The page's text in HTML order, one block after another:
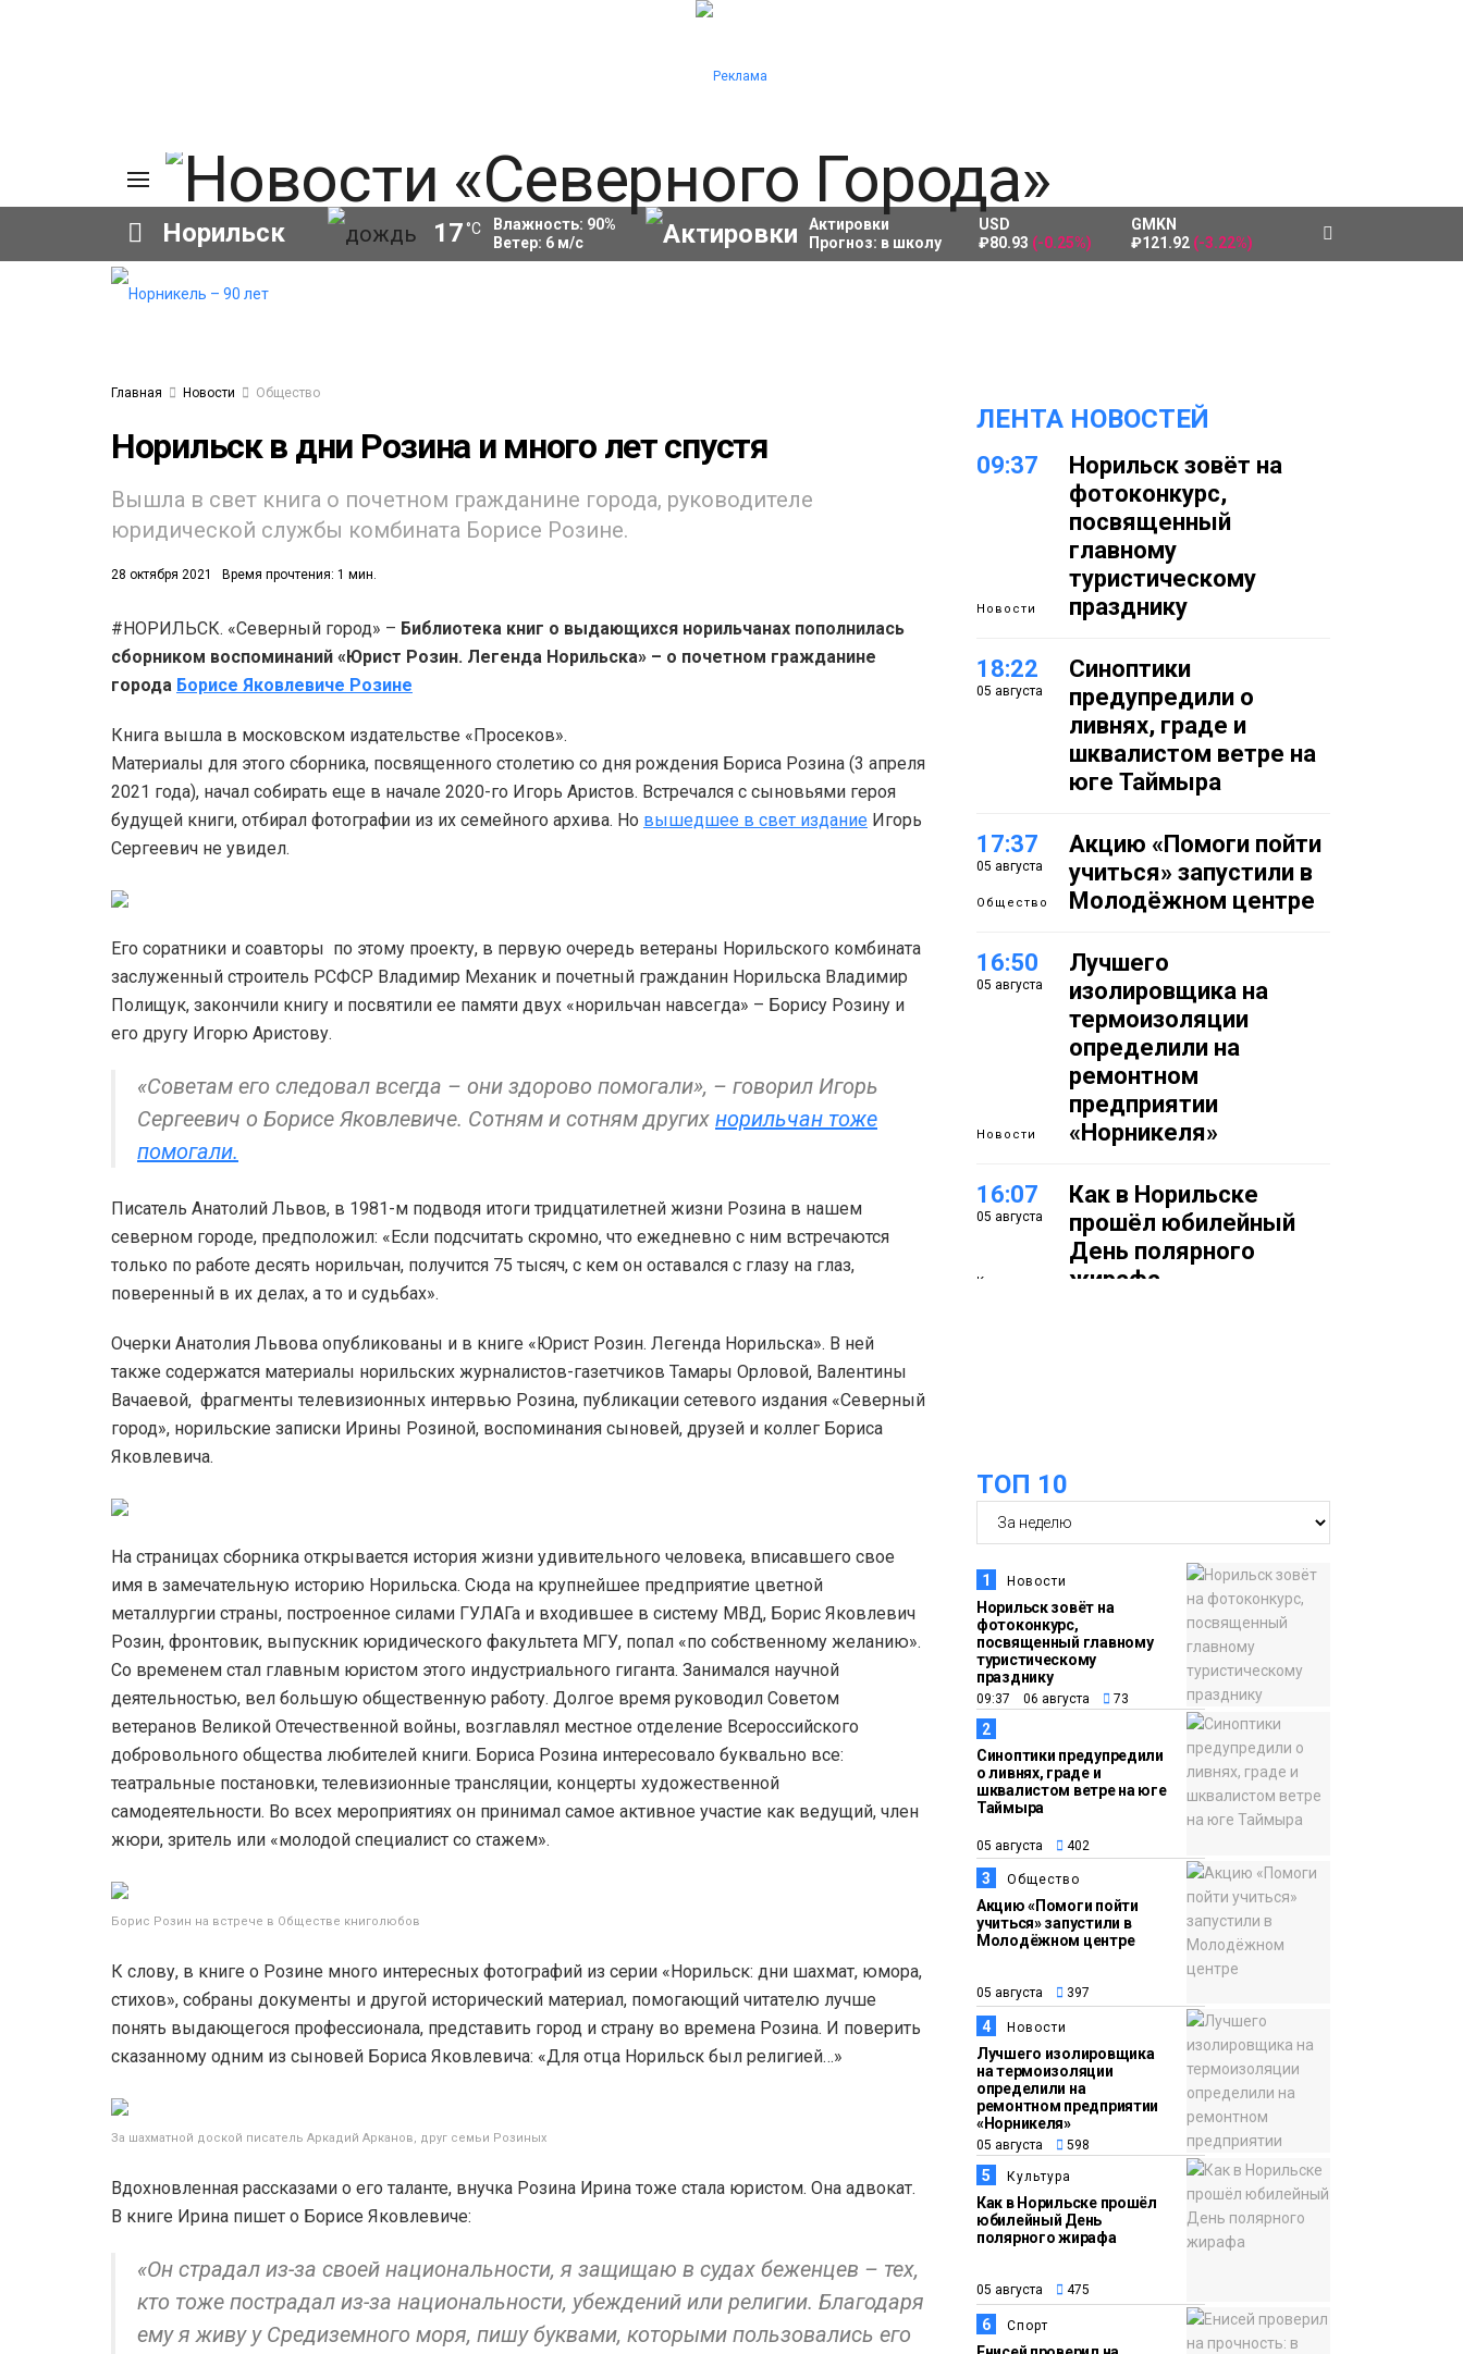
Норильск 17 °C Влажность: 90%
Ветер: 6м/с
Актировки
Прогноз: в школу
USD
₽80.93 (-0.25%)
GMKN
₽121.92 (-3.22%)
Главная Новости Общество
Норильск в дни Розина и много лет спустя
Вышла в свет книга о почетном гражданине города, руководителе
юридической службы комбината Борисе Розине.
28 октября 2021 Время прочтения: 1 мин.
#НОРИЛЬСК. «Северный город» – Библиотека книг о выдающихся норильчанах пополнилась
сборником воспоминаний «Юрист Розин. Легенда Норильска» – о почетном гражданине
города Борисе Яковлевиче Розине
Книга вышла в московском издательстве «Просеков».
Материалы для этого сборника, посвященного столетию со дня рождения Бориса Розина (3 апреля
2021 года), начал собирать еще в начале 2020-го Игорь Аристов. Встречался с сыновьями героя
будущей книги, отбирал фотографии из их семейного архива. Но вышедшее в свет издание Игорь
Сергеевич не увидел.
Его соратники и соавторы по этому проекту, в первую очередь ветераны Норильского комбината
заслуженный строитель РСФСР Владимир Механик и почетный гражданин Норильска Владимир
Полищук, закончили книгу и посвятили ее памяти двух «норильчан навсегда» – Борису Розину и
его другу Игорю Аристову.
«Советам его следовал всегда – они здорово помогали», – говорил Игорь
Сергеевич о Борисе Яковлевиче. Сотням и сотням других норильчан тоже
помогали.
Писатель Анатолий Львов, в 1981-м подводя итоги тридцатилетней жизни Розина в нашем
северном городе, предположил: «Если подсчитать скромно, что ежедневно с ним встречаются
только по работе десять норильчан, получится 75 тысяч, с кем он оставался с глазу на глаз,
поверенный в их делах, а то и судьбах».
Очерки Анатолия Львова опубликованы и в книге «Юрист Розин. Легенда Норильска». В ней
также содержатся материалы норильских журналистов-газетчиков Тамары Орловой, Валентины
Вачаевой, фрагменты телевизионных интервью Розина, публикации сетевого издания «Северный
город», норильские записки Ирины Розиной, воспоминания сыновей, друзей и коллег Бориса
Яковлевича.
На страницах сборника открывается история жизни удивительного человека, вписавшего свое
имя в замечательную историю Норильска. Сюда на крупнейшее предприятие цветной
металлургии страны, построенное силами ГУЛАГа и входившее в систему МВД, Борис Яковлевич
Розин, фронтовик, выпускник юридического факультета МГУ, попал «по собственному желанию».
Со временем стал главным юристом этого индустриального гиганта. Занимался научной
деятельностью, вел большую общественную работу. Долгое время руководил Советом
ветеранов Великой Отечественной войны, возглавлял местное отделение Всероссийского
добровольного общества любителей книги. Бориса Розина интересовало буквально все:
театральные постановки, телевизионные трансляции, концерты художественной
самодеятельности. Во всех мероприятиях он принимал самое активное участие как ведущий, член
жюри, зритель или «молодой специалист со стажем».
Борис Розин на встрече в Обществе книголюбов
К слову, в книге о Розине много интересных фотографий из серии «Норильск: дни шахмат, юмора,
стихов», собраны документы и другой исторический материал, помогающий читателю лучше
понять выдающегося профессионала, представить город и страну во времена Розина. И поверить
сказанному одним из сыновей Бориса Яковлевича: «Для отца Норильск был религией…»
За шахматной доской писатель Аркадий Арканов, друг семьи Розиных
Вдохновленная рассказами о его таланте, внучка Розина Ирина тоже стала юристом. Она адвокат.
В книге Ирина пишет о Борисе Яковлевиче:
«Он страдал из-за своей национальности, я защищаю в судах беженцев – тех,
кто тоже пострадал из-за национальности, убеждений или религии. Благодаря
ему я живу у Средиземного моря, пишу буквами, которыми пользовались его
ЛЕНТА НОВОСТЕЙ
09:37
Новости
Норильск зовёт на
фотоконкурс,
посвященный
главному
туристическому
празднику
18:22
05 августа
Синоптики
предупредили о
ливнях, граде и
шквалистом ветре на
юге Таймыра
17:37
05 августа
Общество
Акцию «Помоги пойти
учиться» запустили в
Молодёжном центре
16:50
05 августа
Новости
Лучшего
изолировщика на
термоизоляции
определили на
ремонтном
предприятии
«Норникеля»
16:07
05 августа
Культура
Как в Норильске
прошёл юбилейный
День полярного
жирафа
15:00
Фото
Юбилейный X-WATERS
собрал в Дудинке
более 120 пловцов со
всей России
14:36
05 августа
Современные и
комфортные
гардеробные блоки в
АТО «НПТБТ»
обустроили по
программе «Сделано
с заботой»
13:58
05 августа
Новости
«Морозное дерби»
стартует в Норильске
3 сентября
13:11
05 августа
Общество
«Привет из отпуска»:
победитель летнего
розыгрыша от
«Северного города»
получила свой приз
ТОП 10
1 Новости
Норильск зовёт на
фотоконкурс,
посвященный главному
туристическому
празднику
09:37 06 августа 73
2
Синоптики предупредили
о ливнях, граде и
шквалистом ветре на юге
Таймыра
05 августа 402
3 Общество
Акцию «Помоги пойти
учиться» запустили в
Молодёжном центре
05 августа 397
4 Новости
Лучшего изолировщика
на термоизоляции
определили на
ремонтном предприятии
«Норникеля»
05 августа 598
5 Культура
Как в Норильске прошёл
юбилейный День
полярного жирафа
05 августа 475
6 Спорт